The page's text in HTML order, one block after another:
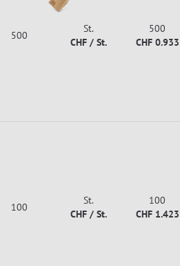
500
St.
CHF / St.
500
CHF 0.933
100
St.
CHF / St.
100
CHF 1.423